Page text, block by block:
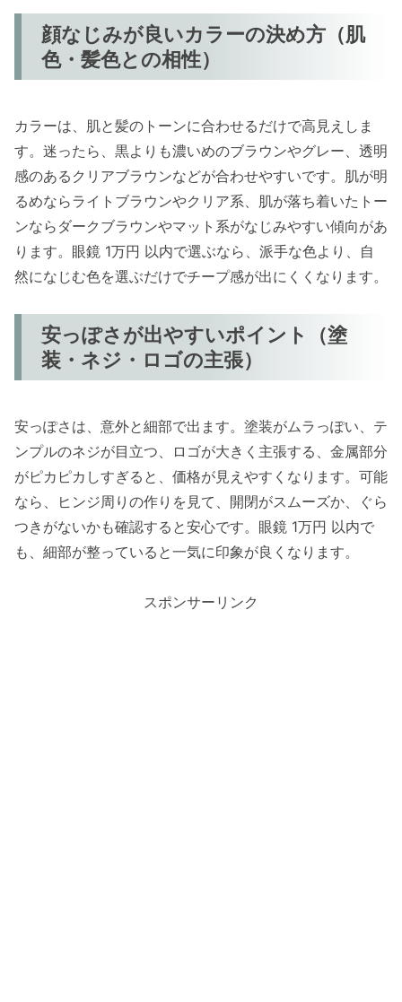
顔なじみが良いカラーの決め方（肌
色・髪色との相性）
カラーは、肌と髪のトーンに合わせるだけで高見えしま
す。迷ったら、黒よりも濃いめのブラウンやグレー、透明
感のあるクリアブラウンなどが合わせやすいです。肌が明
るめならライトブラウンやクリア系、肌が落ち着いたトー
ンならダークブラウンやマット系がなじみやすい傾向があ
ります。眼鏡 1万円 以内で選ぶなら、派手な色より、自
然になじむ色を選ぶだけでチープ感が出にくくなります。
安っぽさが出やすいポイント（塗
装・ネジ・ロゴの主張）
安っぽさは、意外と細部で出ます。塗装がムラっぽい、テ
ンプルのネジが目立つ、ロゴが大きく主張する、金属部分
がピカピカしすぎると、価格が見えやすくなります。可能
なら、ヒンジ周りの作りを見て、開閉がスムーズか、ぐら
つきがないかも確認すると安心です。眼鏡 1万円 以内で
も、細部が整っていると一気に印象が良くなります。
スポンサーリンク